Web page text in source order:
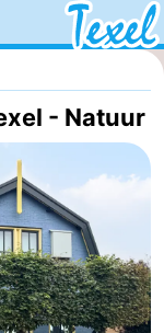
- Natuur